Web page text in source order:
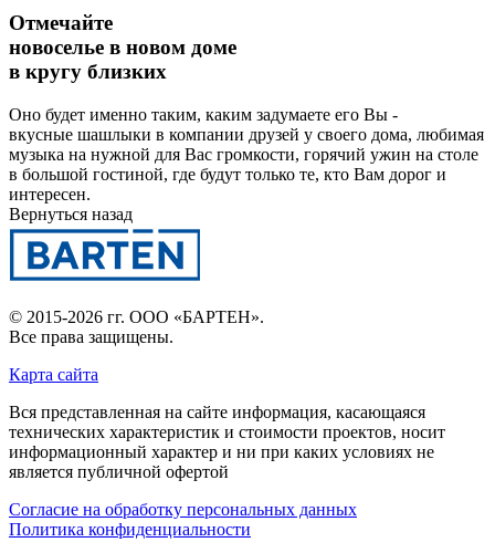
Отмечайте
новоселье в новом доме
в кругу близких
Оно будет именно таким, каким задумаете его Вы -
вкусные шашлыки в компании друзей у своего дома, любимая
музыка на нужной для Вас громкости, горячий ужин на столе
в большой гостиной, где будут только те, кто Вам дорог и
интересен.
Вернуться назад
© 2015-2026 гг. ООО «БАРТЕН».
Все права защищены.
Карта сайта
Вся представленная на сайте информация, касающаяся
технических характеристик и стоимости проектов, носит
информационный характер и ни при каких условиях не
является публичной офертой
Согласие на обработку персональных данных
Политика конфиденциальности